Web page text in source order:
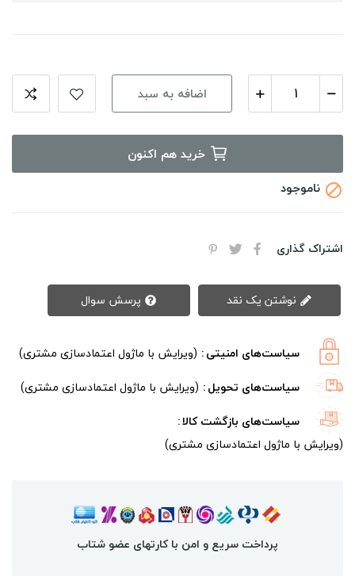
اضافه به سبد
خرید هم اکنون
 ناموجود
اشتراک گذاری
سیاست‌های امنیتی (ویرایش با ماژول اعتمادسازی مشتری)
سیاست‌های تحویل (ویرایش با ماژول اعتمادسازی مشتری)
سیاست‌های بازگشت کالا
(ویرایش با ماژول اعتمادسازی مشتری)
پرداخت سریع و امن با کارتهای عضو شتاب